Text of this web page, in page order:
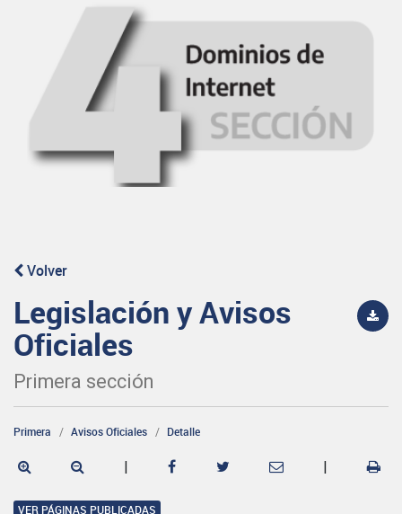
Volver
Legislación y Avisos
Oficiales
Primera sección
Primera Avisos Oficiales Detalle
| |
VER PÁGINAS PUBLICADAS